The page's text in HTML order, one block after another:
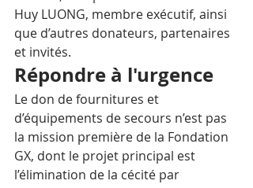
Huy LUONG, membre exécutif, ainsi
que d’autres donateurs, partenaires
et invités.
Répondre à l'urgence
Le don de fournitures et
d’équipements de secours n’est pas
la mission première de la Fondation
GX, dont le projet principal est
l’élimination de la cécité par